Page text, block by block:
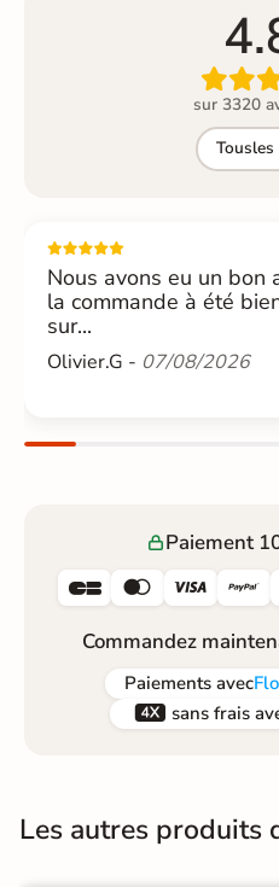
sur 3320
Tousles
Nous avons eu un bon
la commande à été
sur...
Olivier.G - 07/08/2026
Paiement
   
Commandez
Paiements avec
 sans frais
Les autres produits